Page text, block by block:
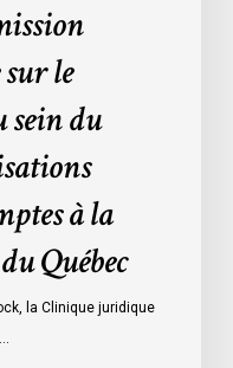
le
sein du
à la
Québec
la Clinique juridique